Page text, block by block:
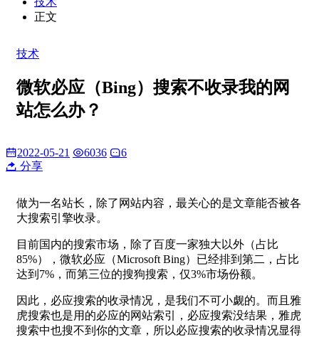
正文
技术
微软必应（Bing）搜索不收录我的网
站怎么办？
2022-05-21 6036
6
分享
做为一名站长，除了网站内容，最关心的是文章能否被各
大搜索引擎收录。
目前国内的搜索市场，除了百度一家独大以外（占比
85%），微软必应（Microsoft Bing）已经排到第二，占比
达到7%，而第三位的搜狗搜索，仅3%市场份额。
因此，必应搜索的收录情况，是我们不可小觑的。而且雅
虎搜索也是用的必应的网站索引，必应搜索没结果，雅虎
搜索中也搜不到你的文章，所以必应搜索的收录情况显得